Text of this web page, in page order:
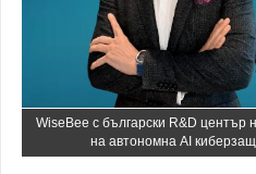
WiseBee с български R&D център
на автономна AI